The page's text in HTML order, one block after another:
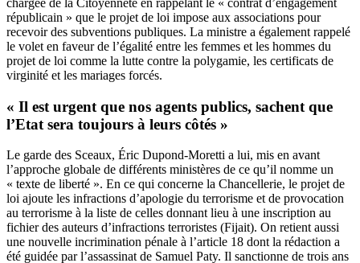
républicain » que le projet de loi impose aux associations pour
recevoir des subventions publiques. La ministre a également rappelé
le volet en faveur de l’égalité entre les femmes et les hommes du
projet de loi comme la lutte contre la polygamie, les certificats de
virginité et les mariages forcés.
« Il est urgent que nos agents publics, sachent que
l’Etat sera toujours à leurs côtés »
Le garde des Sceaux, Éric Dupond-Moretti a lui, mis en avant
l’approche globale de différents ministères de ce qu’il nomme un
« texte de liberté ». En ce qui concerne la Chancellerie, le projet de
loi ajoute les infractions d’apologie du terrorisme et de provocation
au terrorisme à la liste de celles donnant lieu à une inscription au
fichier des auteurs d’infractions terroristes (Fijait). On retient aussi
une nouvelle incrimination pénale à l’article 18 dont la rédaction a
été guidée par l’assassinat de Samuel Paty. Il sanctionne de trois ans